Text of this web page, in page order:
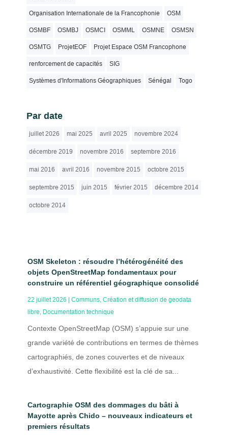
Organisation Internationale de la Francophonie OSM
OSMBF OSMBJ OSMCI OSMML OSMNE OSMSN
OSMTG ProjetEOF Projet Espace OSM Francophone
renforcement de capacités SIG
Systèmes d'Informations Géographiques Sénégal Togo
Par date
juillet 2026 mai 2025 avril 2025 novembre 2024
décembre 2019 novembre 2016 septembre 2016
mai 2016 avril 2016 novembre 2015 octobre 2015
septembre 2015 juin 2015 février 2015 décembre 2014
octobre 2014
OSM Skeleton : résoudre l’hétérogénéité des
objets OpenStreetMap fondamentaux pour
construire un référentiel géographique consolidé
22 juillet 2026 Communs, Création et diffusion de geodata
libre, Documentation technique
Contexte OpenStreetMap (OSM) s’appuie sur une
grande variété de contributions en termes de thèmes
cartographiés, de zones couvertes et de niveaux
d’exhaustivité. Cette flexibilité est la clé de sa...
Cartographie OSM des dommages du bâti à
Mayotte après Chido – nouveaux indicateurs et
premiers résultats